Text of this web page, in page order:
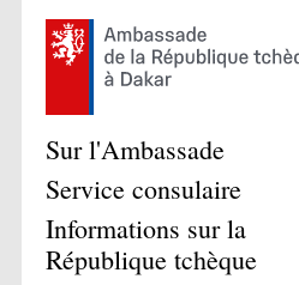
Sur l'Ambassade
Service consulaire
Informations sur la
République tchèque